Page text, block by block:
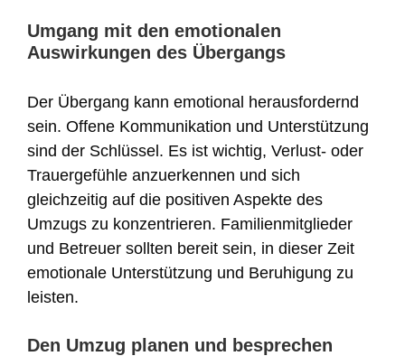
Umgang mit den emotionalen
Auswirkungen des Übergangs
Der Übergang kann emotional herausfordernd
sein. Offene Kommunikation und Unterstützung
sind der Schlüssel. Es ist wichtig, Verlust- oder
Trauergefühle anzuerkennen und sich
gleichzeitig auf die positiven Aspekte des
Umzugs zu konzentrieren. Familienmitglieder
und Betreuer sollten bereit sein, in dieser Zeit
emotionale Unterstützung und Beruhigung zu
leisten.
Den Umzug planen und besprechen